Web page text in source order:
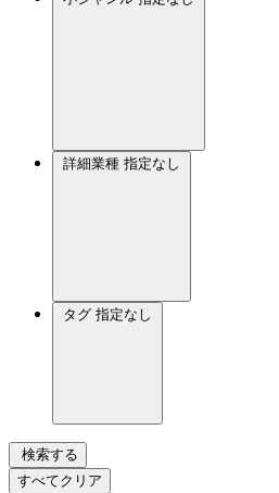
詳細業種 指定なし
タグ 指定なし
検索する
すべてクリア